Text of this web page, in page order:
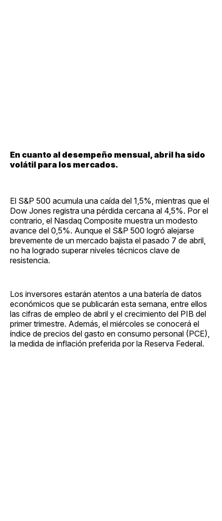
En cuanto al desempeño mensual, abril ha sido
volátil para los mercados.
El S&P 500 acumula una caída del 1,5%, mientras que el
Dow Jones registra una pérdida cercana al 4,5%. Por el
contrario, el Nasdaq Composite muestra un modesto
avance del 0,5%. Aunque el S&P 500 logró alejarse
brevemente de un mercado bajista el pasado 7 de abril,
no ha logrado superar niveles técnicos clave de
resistencia.
Los inversores estarán atentos a una batería de datos
económicos que se publicarán esta semana, entre ellos
las cifras de empleo de abril y el crecimiento del PIB del
primer trimestre. Además, el miércoles se conocerá el
índice de precios del gasto en consumo personal (PCE),
la medida de inflación preferida por la Reserva Federal.